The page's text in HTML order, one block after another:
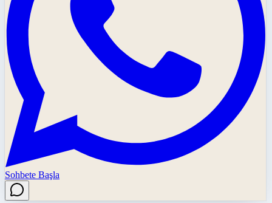
Sohbete Başla